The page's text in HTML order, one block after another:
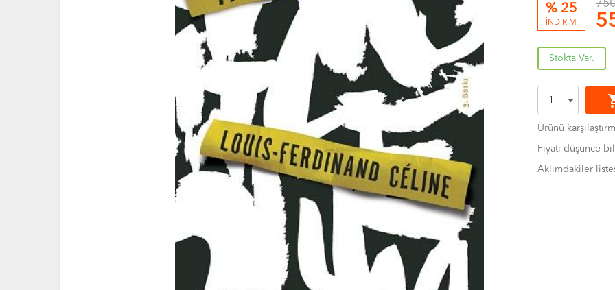
% 25
İNDİRİM
Stokta Var.
Ürünü
Fiyatı düşünce
Aklımdakiler